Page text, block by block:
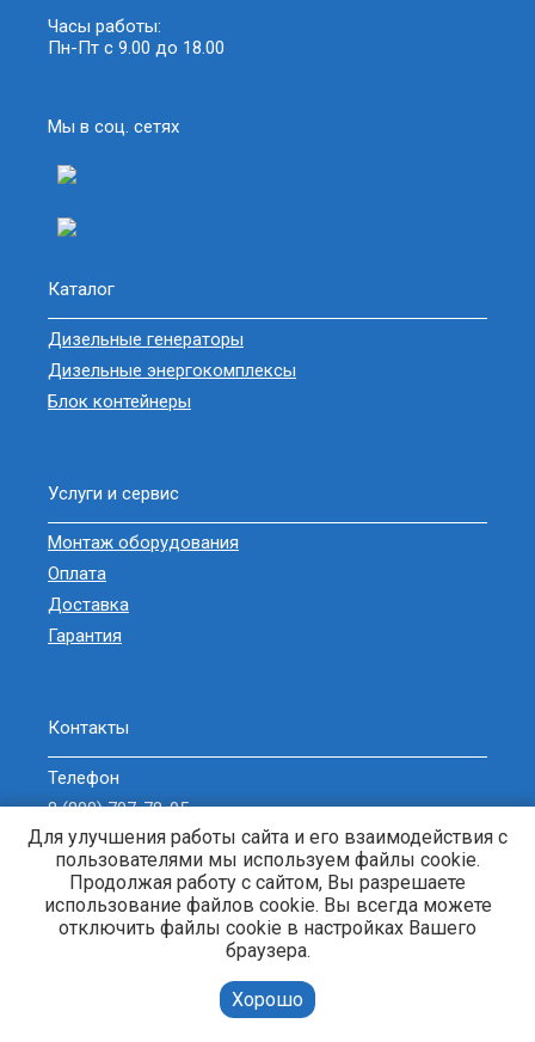
Часы работы:
Пн-Пт с 9.00 до 18.00
Мы в соц. сетях
Каталог
Дизельные генераторы
Дизельные энергокомплексы
Блок контейнеры
Услуги и сервис
Монтаж оборудования
Оплата
Доставка
Гарантия
Контакты
Телефон
8 (800) 707-78-05
sell@zavodgeneratorov.ru
ОБРАТНЫЙ ЗВОНОК
Генераторы и электростанции. © 2013-2026 Энерджи-Кубань. |
Для улучшения работы сайта и его взаимодействия с
пользователями мы используем файлы cookie.
Продолжая работу с сайтом, Вы разрешаете
использование файлов cookie. Вы всегда можете
отключить файлы cookie в настройках Вашего
браузера.
Хорошо